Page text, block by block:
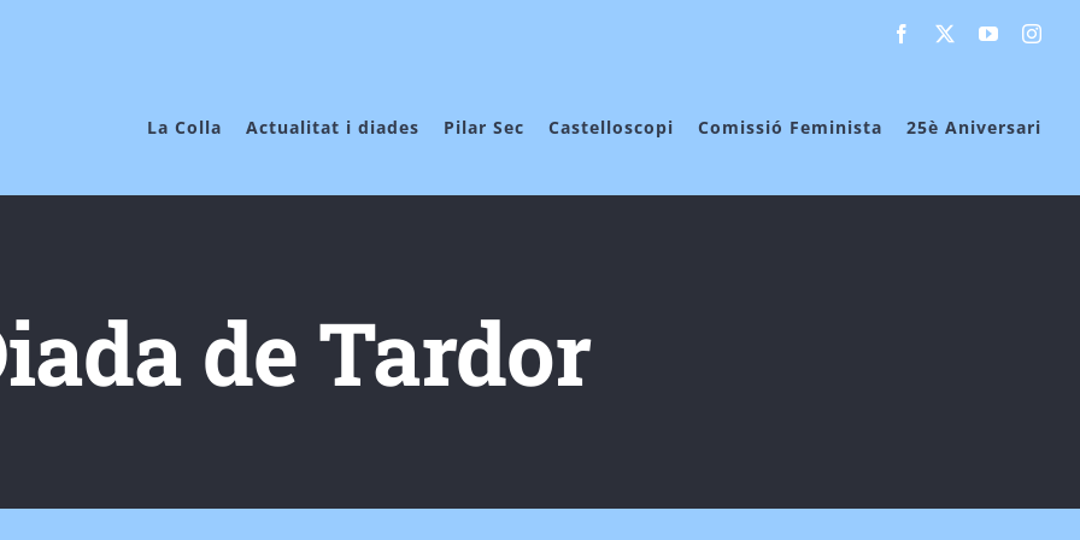
Facebook YouTube
La Colla Actualitat i diades Pilar Sec Castelloscopi Comissió Feminista 25è Aniversari
de Tardor